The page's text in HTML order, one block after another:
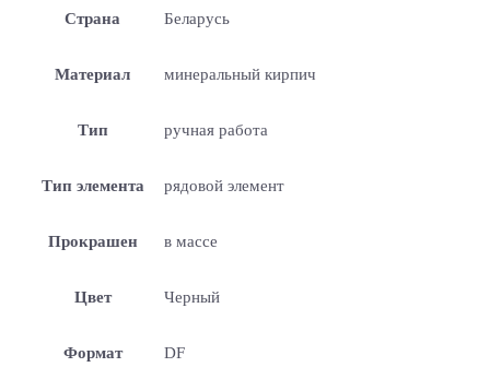
Страна Беларусь
Материал минеральный кирпич
Тип ручная работа
Тип элемента рядовой элемент
Прокрашен в массе
Цвет Черный
Формат DF